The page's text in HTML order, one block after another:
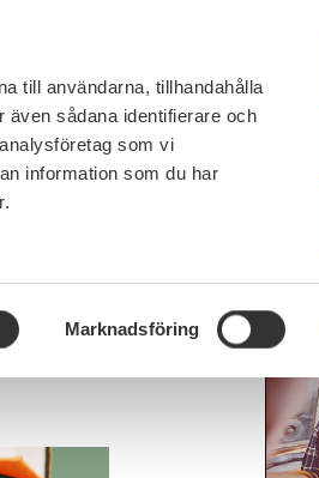
till användarna, tillhandahålla
sådana identifierare och
som vi
information som du har
Marknadsföring
AND BENEFITS FAQ